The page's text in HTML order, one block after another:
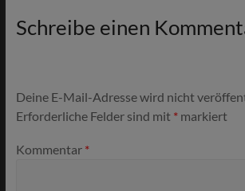
Schreibe einen
Deine E-Mail-Adresse wird nicht
Erforderliche Felder sind mit *markiert
Kommentar *